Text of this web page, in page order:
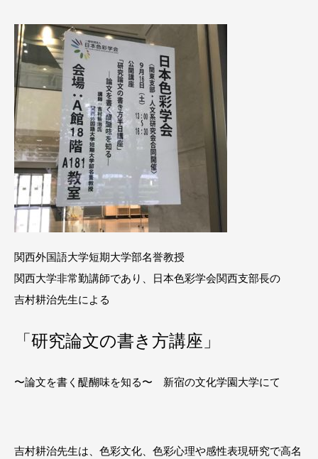
関西外国語大学短期大学部名誉教授
関西大学非常勤講師であり、日本色彩学会関西支部長の
吉村耕治先生による
「研究論文の書き方講座」
〜論文を書く醍醐味を知る〜 新宿の文化学園大学にて
吉村耕治先生は、色彩文化、色彩心理や感性表現研究で高名